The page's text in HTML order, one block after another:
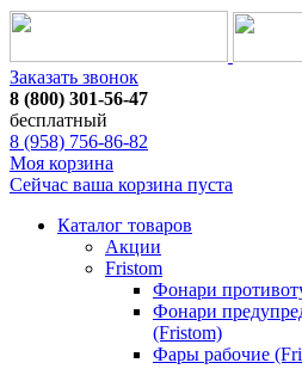
Заказать звонок
8 (800) 301-56-47
бесплатный
8 (958) 756-86-82
Моя корзина
Сейчас ваша корзина пуста
Каталог товаров
Акции
Fristom
Фонари
Фонари
(Fristom)
Фары рабочие